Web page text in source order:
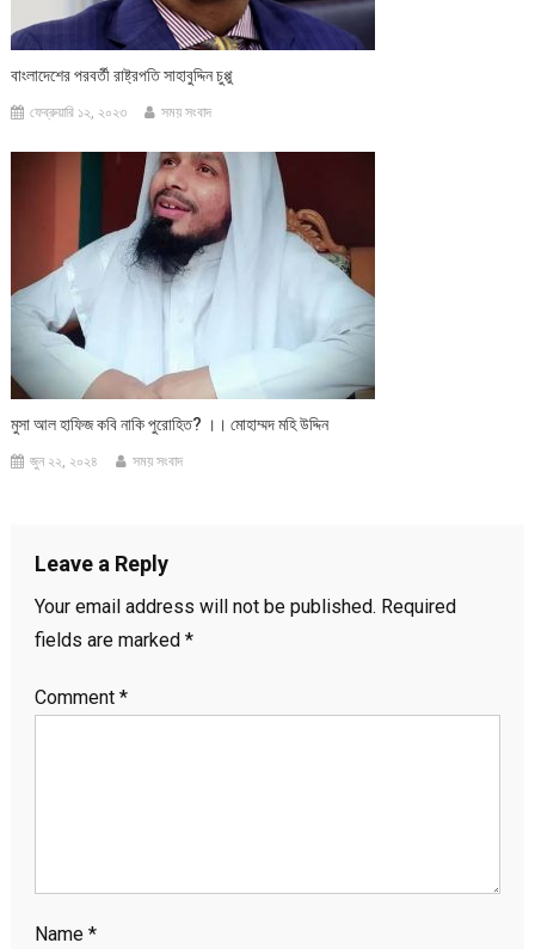
বাংলাদেশের পরবর্তী রাষ্ট্রপতি সাহাবুদ্দিন চুপ্পু
ফেব্রুয়ারি ১২, ২০২৩ সময় সংবাদ
মুসা আল হাফিজ কবি নাকি পুরোহিত? ।। মোহাম্মদ মহি উদ্দিন
জুন ২২, ২০২৪ সময় সংবাদ
Leave a Reply
Your email address will not be published. Required
fields are marked *
Comment *
Name *